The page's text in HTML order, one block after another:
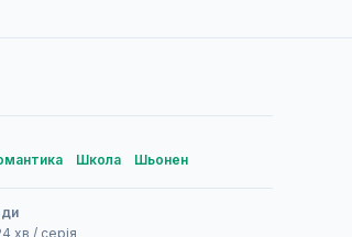
Школа Шьонен
хв / серія